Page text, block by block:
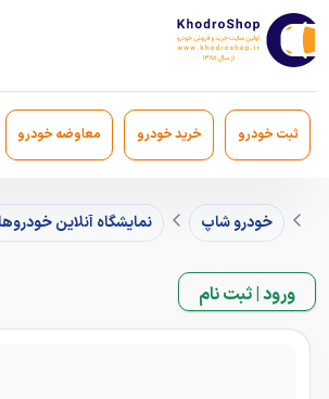
ثبت خودرو خرید خودرو معاوضه خودرو
خودرو شاپ نمایشگاه آنلاین
ورود | ثبت نام